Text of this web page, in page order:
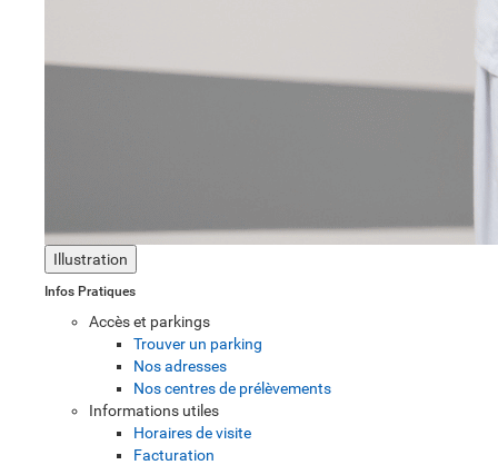
Illustration
Infos Pratiques
Accès et parkings
Trouver un parking
Nos adresses
Nos centres de prélèvements
Informations utiles
Horaires de visite
Facturation